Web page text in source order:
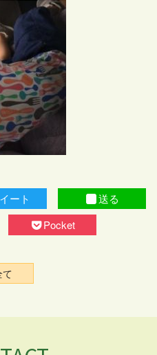
ート
送る
Pocket
て